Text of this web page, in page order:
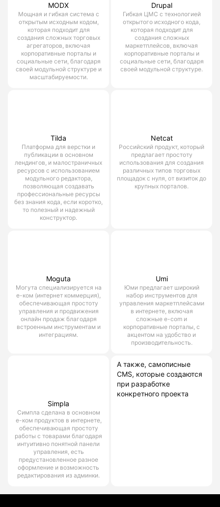
MODX
Мощная и гибкая система с
открытым исходным кодом,
которая подходит для
создания сложных торговых
агрегаторов, включая
корпоративные порталы и
социальные сети, благодаря
своей модульной структуре и
масштабируемости.
Drupal
Гибкая ЦМС с технологией
открытого исходного кода,
которая подходит для
создания сложных
маркетплейсов, включая
корпоративные порталы и
социальные сети, благодаря
своей модульной структуре.
Tilda
Платформа для верстки и
публикации в основном
лендингов, и малостраничных
ресурсов с использованием
модульного редактора,
позволяющая создавать
профессиональные ресурсы
без знания кода, если коротко,
то полезный и надежный
конструктор.
Netcat
Российский продукт, который
предлагает простоту
использования для создания
различных типов торговых
площадок с нуля, от визиток до
крупных порталов.
Moguta
Могута специализируется на
е-ком (интернет коммерция),
обеспечивающая простоту
управления и продвижения
онлайн продаж благодаря
встроенным инструментам и
интеграциям.
Umi
Юми предлагает широкий
набор инструментов для
управления маркетплейсами
в интернете, включая
сложные e-com и
корпоративные порталы, с
акцентом на удобство и
производительность.
Simpla
Симпла сделана в основном
е-ком продуктов в интернете,
обеспечивающая простоту
работы с товарами благодаря
интуитивно понятной панели
управления, есть
предустановленное разное
оформление и возможность
редактирования из админки.
А также, самописные
CMS, которые создаются
при разработке
конкретного проекта